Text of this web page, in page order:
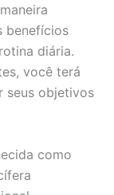
benefícios
diária.
você terá
seus objetivos
como